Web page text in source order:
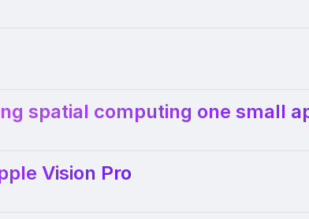
spatial computing one small
Vision Pro